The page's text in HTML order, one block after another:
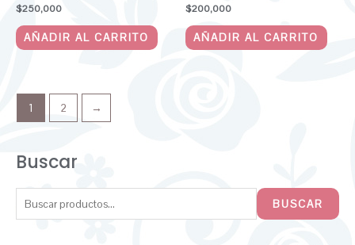
Buscar
BUSCAR
$250,000
AÑADIR AL CARRITO
$200,000
AÑADIR AL CARRITO
1 2 →